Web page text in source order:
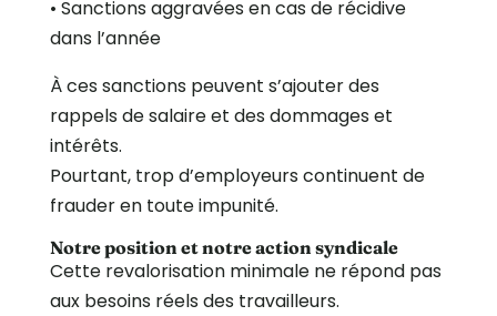
• Sanctions aggravées en cas de récidive
dans l’année
À ces sanctions peuvent s’ajouter des
rappels de salaire et des dommages et
intérêts.
Pourtant, trop d’employeurs continuent de
frauder en toute impunité.
Notre position et notre action syndicale
Cette revalorisation minimale ne répond pas
aux besoins réels des travailleurs.